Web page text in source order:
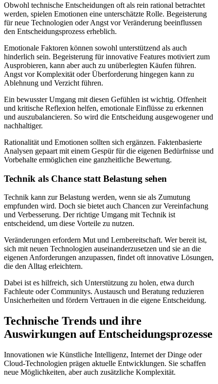
Obwohl technische Entscheidungen oft als rein rational betrachtet
werden, spielen Emotionen eine unterschätzte Rolle. Begeisterung
für neue Technologien oder Angst vor Veränderung beeinflussen
den Entscheidungsprozess erheblich.
Emotionale Faktoren können sowohl unterstützend als auch
hinderlich sein. Begeisterung für innovative Features motiviert zum
Ausprobieren, kann aber auch zu unüberlegten Käufen führen.
Angst vor Komplexität oder Überforderung hingegen kann zu
Ablehnung und Verzicht führen.
Ein bewusster Umgang mit diesen Gefühlen ist wichtig. Offenheit
und kritische Reflexion helfen, emotionale Einflüsse zu erkennen
und auszubalancieren. So wird die Entscheidung ausgewogener und
nachhaltiger.
Rationalität und Emotionen sollten sich ergänzen. Faktenbasierte
Analysen gepaart mit einem Gespür für die eigenen Bedürfnisse und
Vorbehalte ermöglichen eine ganzheitliche Bewertung.
Technik als Chance statt Belastung sehen
Technik kann zur Belastung werden, wenn sie als Zumutung
empfunden wird. Doch sie bietet auch Chancen zur Vereinfachung
und Verbesserung. Der richtige Umgang mit Technik ist
entscheidend, um diese Vorteile zu nutzen.
Veränderungen erfordern Mut und Lernbereitschaft. Wer bereit ist,
sich mit neuen Technologien auseinanderzusetzen und sie an die
eigenen Anforderungen anzupassen, findet oft innovative Lösungen,
die den Alltag erleichtern.
Dabei ist es hilfreich, sich Unterstützung zu holen, etwa durch
Fachleute oder Communitys. Austausch und Beratung reduzieren
Unsicherheiten und fördern Vertrauen in die eigene Entscheidung.
Technische Trends und ihre
Auswirkungen auf Entscheidungsprozesse
Innovationen wie Künstliche Intelligenz, Internet der Dinge oder
Cloud-Technologien prägen aktuelle Entwicklungen. Sie schaffen
neue Möglichkeiten, aber auch zusätzliche Komplexität.